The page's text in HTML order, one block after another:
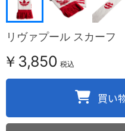
リヴァプール スカーフ
￥3,850 税込